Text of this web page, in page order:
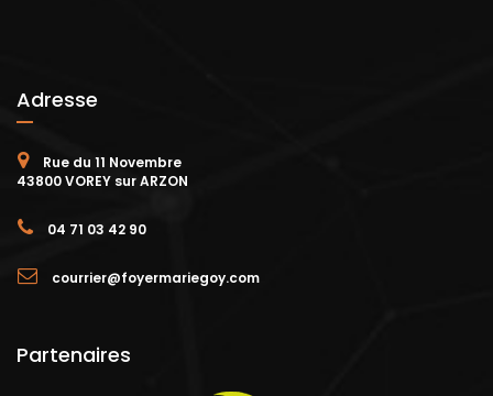
Adresse
Rue du 11 Novembre
43800 VOREY sur ARZON
04 71 03 42 90
courrier@foyermariegoy.com
Partenaires